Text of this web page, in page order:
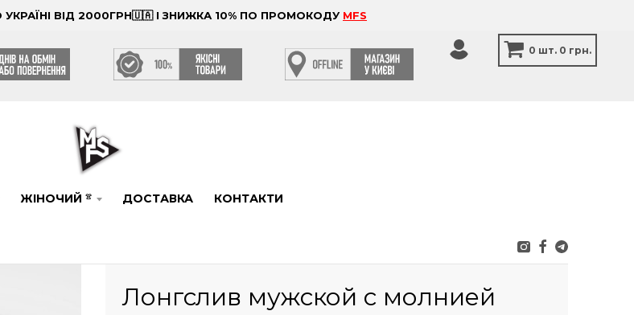
ВІД 2000ГРН🇺🇦 І ЗНИЖКА 10% ПО ПРОМОКОДУ MFS
0 шт. 0 грн.
ЖІНОЧИЙ 👚 ДОСТАВКА КОНТАКТИ
Лонгслив мужской с молнией